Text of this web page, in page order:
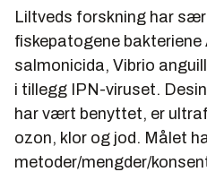
Liltveds forskning har
fiskepatogene bakteriene
salmonicida, Vibrio
i tillegg IPN-viruset.
har vært benyttet, er
ozon, klor og jod. Målet
metoder/mengder/